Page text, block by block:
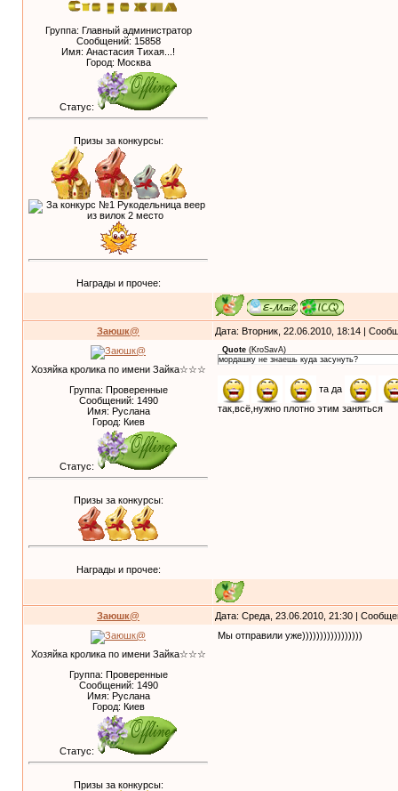
Группа: Главный администратор
Сообщений: 15858
Имя: Анастасия Тихая...!
Город: Москва
Статус:
Призы за конкурсы:
Награды и прочее:
Заюшк@ Дата: Вторник, 22.06.2010, 18:14 |
Хозяйка кролика по имени Зайка☆☆☆
Группа: Проверенные
Сообщений: 1490
Имя: Руслана
Город: Киев
Статус:
Призы за конкурсы:
Награды и прочее:
Quote (KroSavA)
мордашку не знаешь куда засунуть?
та да
так,всё,нужно плотно этим заняться
Заюшк@ Дата: Среда, 23.06.2010, 21:30 |
Хозяйка кролика по имени Зайка☆☆☆
Группа: Проверенные
Сообщений: 1490
Имя: Руслана
Город: Киев
Статус:
Призы за конкурсы:
Мы отправили уже)))))))))))))))))